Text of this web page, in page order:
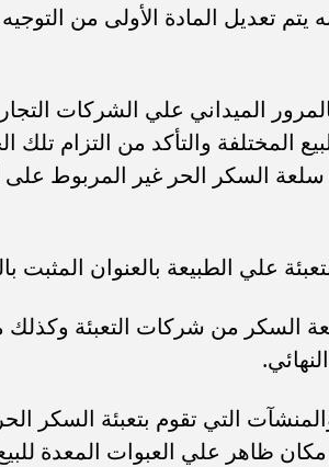
الميداني علي الشركات
المختلفة والتأكد من التزام تلك
سلعة السكر الحر غير المربوط على
علي الطبيعة بالعنوان المثبت
السكر من شركات التعبئة
التي تقوم بتعبئة السكر
مكان ظاهر علي العبوات المعدة